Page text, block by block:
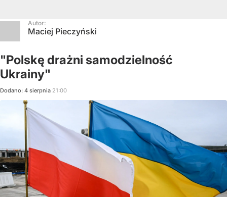
Autor:
Maciej Pieczyński
"Polskę drażni samodzielność
Ukrainy"
Dodano: 4 sierpnia 21:00